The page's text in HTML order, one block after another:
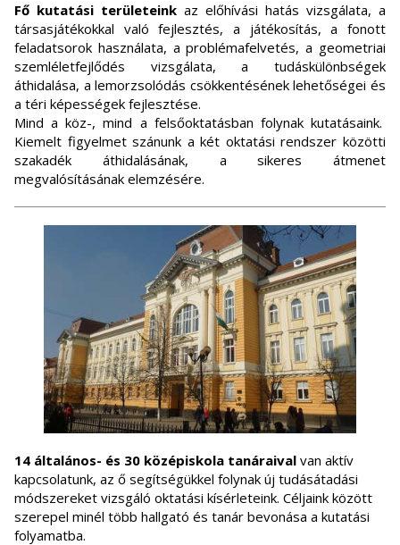
Fő kutatási területeink az előhívási hatás vizsgálata, a
társasjátékokkal való fejlesztés, a játékosítás, a fonott
feladatsorok használata, a problémafelvetés, a geometriai
szemléletfejlődés vizsgálata, a tudáskülönbségek
áthidalása, a lemorzsolódás csökkentésének lehetőségei és
a téri képességek fejlesztése.
Mind a köz-, mind a felsőoktatásban folynak kutatásaink.
Kiemelt figyelmet szánunk a két oktatási rendszer közötti
szakadék áthidalásának, a sikeres átmenet
megvalósításának elemzésére.
14 általános- és 30 középiskola tanáraival van aktív
kapcsolatunk, az ő segítségükkel folynak új tudásátadási
módszereket vizsgáló oktatási kísérleteink. Céljaink között
szerepel minél több hallgató és tanár bevonása a kutatási
folyamatba.